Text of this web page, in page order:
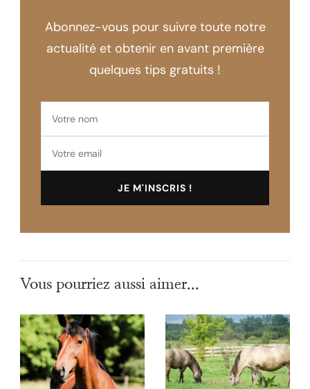
Abonnez-vous pour suivre toute notre
actualité et obtenir en avant première
quelques tips gratuits !
Vous pourriez aussi aimer...